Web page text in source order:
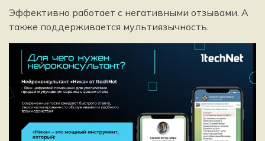
Эффективно работает с негативными отзывами. А
также поддерживается мультиязычность.